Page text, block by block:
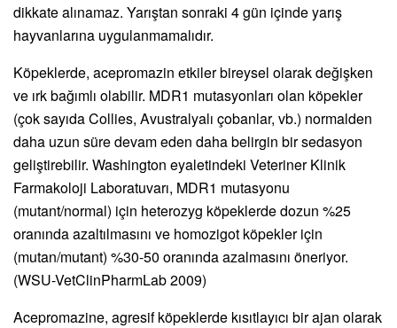
dikkate alınamaz. Yarıştan sonraki 4 gün içinde yarış
hayvanlarına uygulanmamalıdır.
Köpeklerde, acepromazin etkiler bireysel olarak değişken
ve ırk bağımlı olabilir. MDR1 mutasyonları olan köpekler
(çok sayıda Collies, Avustralyalı çobanlar, vb.) normalden
daha uzun süre devam eden daha belirgin bir sedasyon
geliştirebilir. Washington eyaletindeki Veteriner Klinik
Farmakoloji Laboratuvarı, MDR1 mutasyonu
(mutant/normal) için heterozyg köpeklerde dozun %25
oranında azaltılmasını ve homozigot köpekler için
(mutan/mutant) %30-50 oranında azalmasını öneriyor.
(WSU-VetClinPharmLab 2009)
Acepromazine, agresif köpeklerde kısıtlayıcı bir ajan olarak